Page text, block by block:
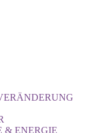
& ENERGIE